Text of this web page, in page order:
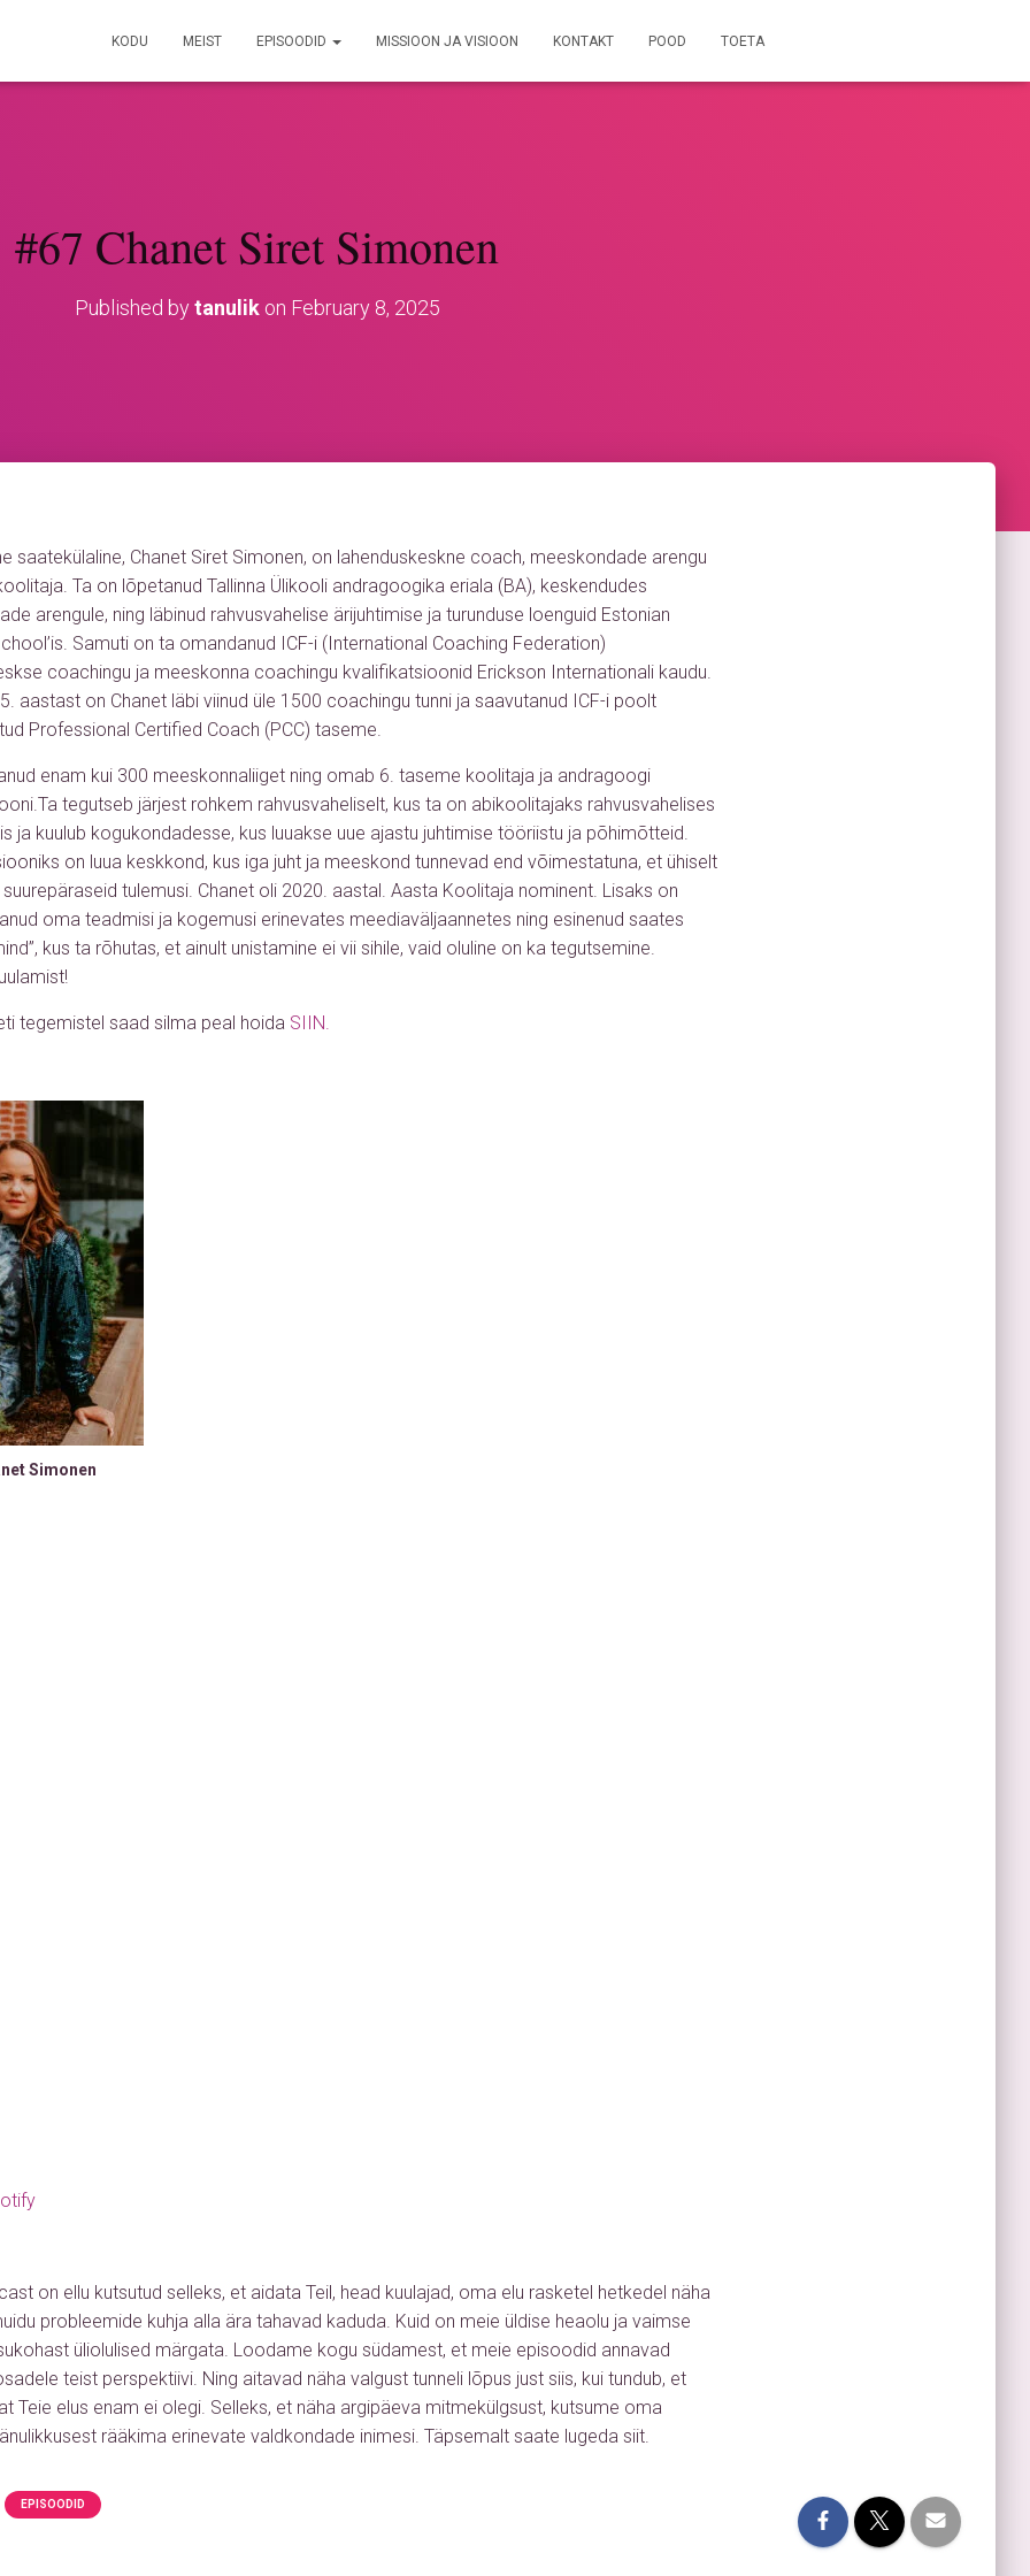
KODU MEIST EPISOODID MISSIOON JA VISIOON KONTAKT POOD TOETA
#67 Chanet Siret Simonen
Published bytanulikon February 8, 2025
saatekülaline, Chanet Siret Simonen, on lahenduskeskne coach, meeskondade arengu
Ta on lõpetanud Tallinna Ülikooli andragoogika eriala (BA), keskendudes
arengule, ning läbinud rahvusvahelise ärijuhtimise ja turunduse loenguid Estonian
Samuti on ta omandanud ICF-i (International Coaching Federation)
coachingu ja meeskonna coachingu kvalifikatsioonid Erickson Internationali kaudu.
aastast on Chanet läbi viinud üle 1500 coachingu tunni ja saavutanud ICF-i poolt
Professional Certified Coach (PCC) taseme.
enam kui 300 meeskonnaliiget ning omab 6. taseme koolitaja ja andragoogi
tegutseb järjest rohkem rahvusvaheliselt, kus ta on abikoolitajaks rahvusvahelises
ja kuulub kogukondadesse, kus luuakse uue ajastu juhtimise tööriistu ja põhimõtteid.
on luua keskkond, kus iga juht ja meeskond tunnevad end võimestatuna, et ühiselt
tulemusi. Chanet oli 2020. aastal. Aasta Koolitaja nominent. Lisaks on
oma teadmisi ja kogemusi erinevates meediaväljaannetes ning esinenud saates
kus ta rõhutas, et ainult unistamine ei vii sihile, vaid oluline on ka tegutsemine.
tegemistel saad silma peal hoida SIIN.
Simonen
on ellu kutsutud selleks, et aidata Teil, head kuulajad, oma elu rasketel hetkedel näha
probleemide kuhja alla ära tahavad kaduda. Kuid on meie üldise heaolu ja vaimse
üliolulised märgata. Loodame kogu südamest, et meie episoodid annavad
teist perspektiivi. Ning aitavad näha valgust tunneli lõpus just siis, kui tundub, et
Teie elus enam ei olegi. Selleks, et näha argipäeva mitmekülgsust, kutsume oma
rääkima erinevate valdkondade inimesi. Täpsemalt saate lugeda siit.
EPISOODID